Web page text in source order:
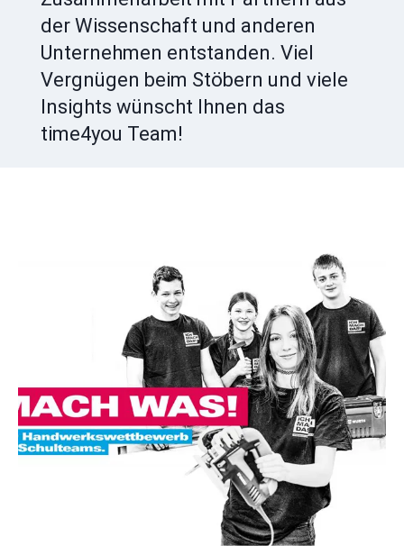
der Wissenschaft und anderen
Unternehmen entstanden. Viel
Vergnügen beim Stöbern und viele
Insights wünscht Ihnen das
time4you Team!